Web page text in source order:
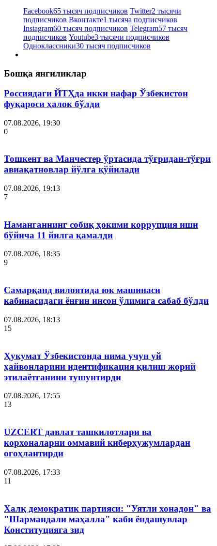
Facebook65 тысяч подписчиков Twitter2 тысячи
подписчиков Вконтакте1 тысяча подписчиков
Instagram60 тысяч подписчиков Telegram57 тысяч
подписчиков Youtube3 тысячи подписчиков
Одноклассники30 тысяч подписчиков
Бошқа янгиликлар
Россиядаги ЙТҲда икки нафар Ўзбекистон
фуқароси ҳалок бўлди
07.08.2026, 19:30
0
Тошкент ва Манчестер ўртасида тўғридан-тўғри
авиақатновлар йўлга қўйилади
07.08.2026, 19:13
7
Наманганнинг собиқ ҳокими коррупция иши
бўйича 11 йилга қамалди
07.08.2026, 18:35
9
Самарқанд вилоятида юк машинаси
кабинасидаги ёнғин инсон ўлимига сабаб бўлди
07.08.2026, 18:13
15
Ҳукумат Ўзбекистонда нима учун уй
ҳайвонларини идентификация қилиш жорий
этилаётганини тушунтирди
07.08.2026, 17:55
13
UZCERT давлат ташкилотлари ва
корхоналарни оммавий киберҳужумлардан
огоҳлантирди
07.08.2026, 17:33
11
Халқ демократик партияси: "Уятли хонадон" ва
"Шармандали маҳалла" каби ёндашувлар
Конституцияга зид